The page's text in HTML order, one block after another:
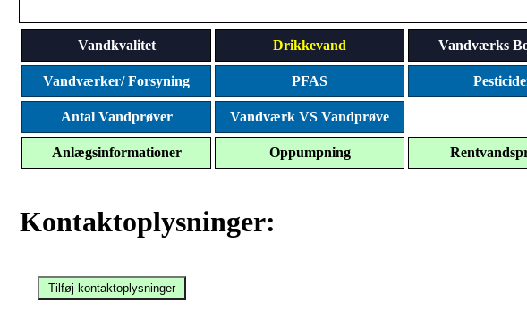
Vandkvalitet Drikkevand Vandværks
Vandværker/ Forsyning PFAS
Antal Vandprøver Vandværk VS Vandprøve
Anlægsinformationer Oppumpning
Kontaktoplysninger: